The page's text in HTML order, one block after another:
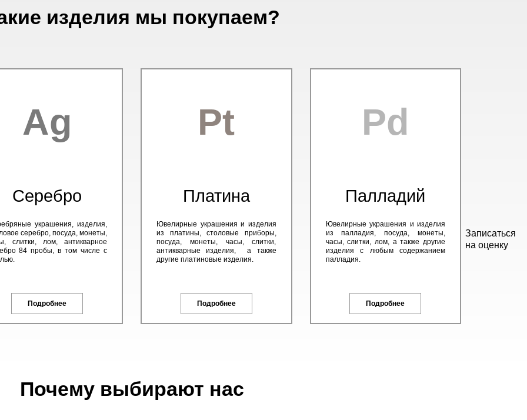
изделия мы покупаем?
Ag
Серебро
украшения, изделия,
серебро, посуда, монеты,
слитки, лом, антикварное
84 пробы, в том числе с
Подробнее
Pt
Платина
Ювелирные украшения и изделия
из платины, столовые приборы,
посуда, монеты, часы, слитки,
антикварные изделия, а также
другие платиновые изделия.
Подробнее
Pd
Палладий
Ювелирные украшения и изделия
из палладия, посуда, монеты,
часы, слитки, лом, а также другие
изделия с любым содержанием
палладия.
Подробнее
Почему выбирают нас
Записаться
на оценку